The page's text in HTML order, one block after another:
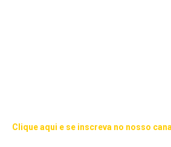
Clique aqui e se inscreva no nosso